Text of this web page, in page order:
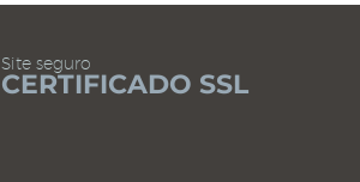
Site seguro
CERTIFICADO SSL